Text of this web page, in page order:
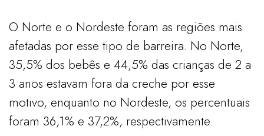
O Norte e o Nordeste foram as regiões mais
afetadas por esse tipo de barreira. No Norte,
35,5% dos bebês e 44,5% das crianças de 2 a
3 anos estavam fora da creche por esse
motivo, enquanto no Nordeste, os percentuais
foram 36,1% e 37,2%, respectivamente.